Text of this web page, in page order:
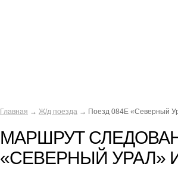
Главная → Ж/д поезда → Поезд 084Е «Северный
МАРШРУТ
«СЕВЕРНЫЙ УРАЛ»